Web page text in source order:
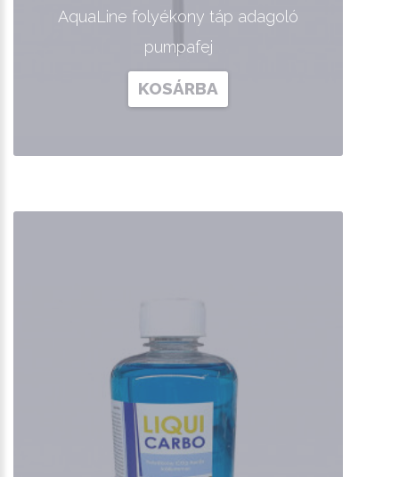
AquaLine folyékony táp adagoló
pumpafej
KOSÁRBA